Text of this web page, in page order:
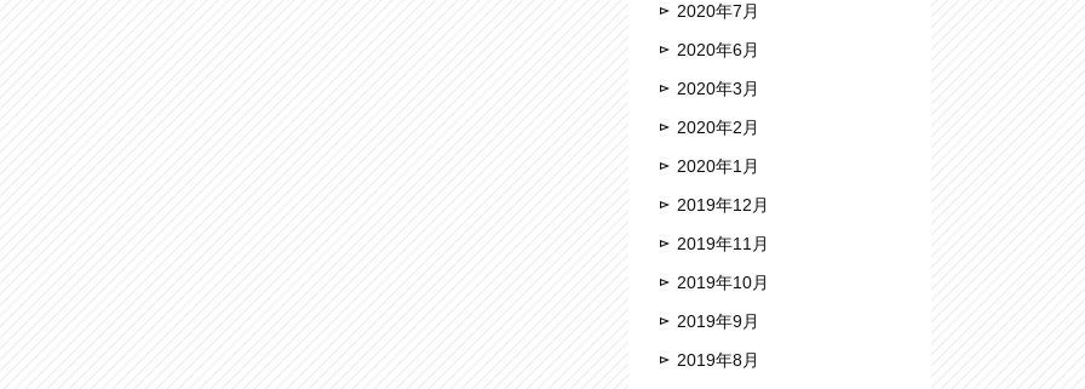
2020年7月
2020年6月
2020年3月
2020年2月
2020年1月
2019年12月
2019年11月
2019年10月
2019年9月
2019年8月